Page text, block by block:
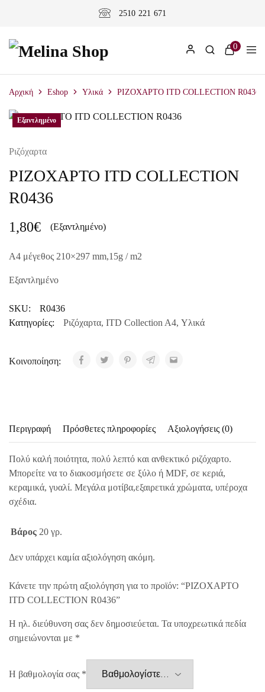
2510 221 671
0
Αρχική Eshop Υλικά ΡΙΖΟΧΑΡΤΟ ITD COLLECTION R0436
Εξαντλημένο
Ριζόχαρτα
ΡΙΖΟΧΑΡΤΟ ITD COLLECTION
R0436
1,80€ (Εξαντλημένο)
A4 μέγεθος 210×297 mm,15g / m2
Εξαντλημένο
SKU:
R0436
Κατηγορίες:
Ριζόχαρτα, ITD Collection A4, Υλικά
Κοινοποίηση:
Περιγραφή Πρόσθετες πληροφορίες Αξιολογήσεις (0)
Πολύ καλή ποιότητα, πολύ λεπτό και ανθεκτικό ριζόχαρτο.
Μπορείτε να το διακοσμήσετε σε ξύλο ή MDF, σε κεριά,
κεραμικά, γυαλί. Μεγάλα μοτίβα,εξαιρετικά χρώματα, υπέροχα
σχέδια.
Βάρος 20 γρ.
Δεν υπάρχει καμία αξιολόγηση ακόμη.
Κάνετε την πρώτη αξιολόγηση για το προϊόν: “ΡΙΖΟΧΑΡΤΟ
ITD COLLECTION R0436”
Η ηλ. διεύθυνση σας δεν δημοσιεύεται. Τα υποχρεωτικά πεδία
σημειώνονται με *
Η βαθμολογία σας *